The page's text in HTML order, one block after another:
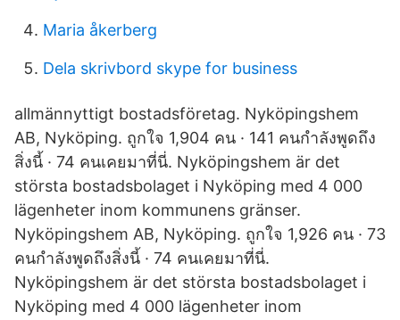
Maria åkerberg
Dela skrivbord skype for business
allmännyttigt bostadsföretag. Nyköpingshem
AB, Nyköping. ถูกใจ 1,904 คน · 141 คนกำลังพูดถึง
สิ่งนี้ · 74 คนเคยมาที่นี่. Nyköpingshem är det
största bostadsbolaget i Nyköping med 4 000
lägenheter inom kommunens gränser.
Nyköpingshem AB, Nyköping. ถูกใจ 1,926 คน · 73
คนกำลังพูดถึงสิ่งนี้ · 74 คนเคยมาที่นี่.
Nyköpingshem är det största bostadsbolaget i
Nyköping med 4 000 lägenheter inom